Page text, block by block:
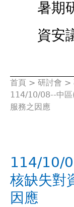
暑期
資安
您
在
裡
首頁 > 研討會 >
114/10/08--中區
服務之因應
114/10/
核缺失對
因應